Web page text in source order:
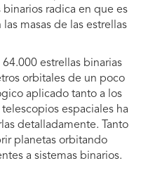
radica en que es
masas de las estrellas
estrellas binarias
orbitales de un poco
aplicado tanto a los
espaciales ha
detalladamente. Tanto
planetas orbitando
a sistemas binarios.